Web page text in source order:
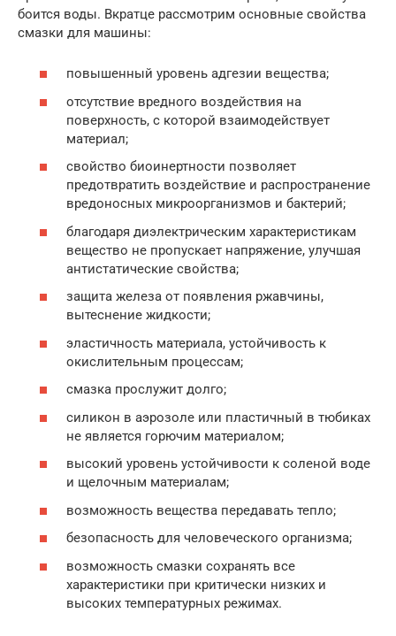
боится воды. Вкратце рассмотрим основные свойства
смазки для машины:
повышенный уровень адгезии вещества;
отсутствие вредного воздействия на
поверхность, с которой взаимодействует
материал;
свойство биоинертности позволяет
предотвратить воздействие и распространение
вредоносных микроорганизмов и бактерий;
благодаря диэлектрическим характеристикам
вещество не пропускает напряжение, улучшая
антистатические свойства;
защита железа от появления ржавчины,
вытеснение жидкости;
эластичность материала, устойчивость к
окислительным процессам;
смазка прослужит долго;
силикон в аэрозоле или пластичный в тюбиках
не является горючим материалом;
высокий уровень устойчивости к соленой воде
и щелочным материалам;
возможность вещества передавать тепло;
безопасность для человеческого организма;
возможность смазки сохранять все
характеристики при критически низких и
высоких температурных режимах.